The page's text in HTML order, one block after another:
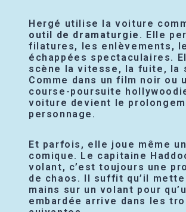
Hergé utilise la voiture
outil de dramaturgie . Elle
filatures, les enlèvements,
échappées spectaculaires.
scène la vitesse, la fuite, la
Comme dans un film noir ou
course-poursuite
voiture devient le
personnage.
Et parfois, elle joue même
comique. Le capitaine
volant, c’est toujours une
de chaos. Il suffit qu’il
mains sur un volant pour
embardée arrive dans les